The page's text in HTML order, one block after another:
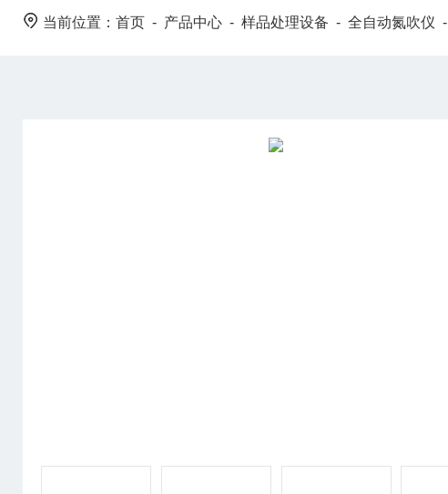
当前位置： 首页 - 产品中心 - 样品处理设备 - 全自动氮吹仪 -